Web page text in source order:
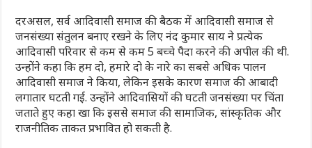
दरअसल, सर्व आदिवासी समाज की बैठक में आदिवासी समाज से
जनसंख्या संतुलन बनाए रखने के लिए नंद कुमार साय ने प्रत्येक
आदिवासी परिवार से कम से कम 5 बच्चे पैदा करने की अपील की थी.
उन्होंने कहा कि हम दो, हमारे दो के नारे का सबसे अधिक पालन
आदिवासी समाज ने किया, लेकिन इसके कारण समाज की आबादी
लगातार घटती गई. उन्होंने आदिवासियों की घटती जनसंख्या पर चिंता
जताते हुए कहा खा कि इससे समाज की सामाजिक, सांस्कृतिक और
राजनीतिक ताकत प्रभावित हो सकती है.